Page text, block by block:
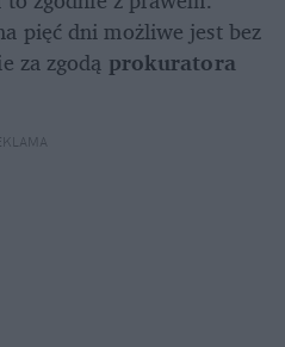
pięć dni możliwe jest bez
za zgodą prokuratora